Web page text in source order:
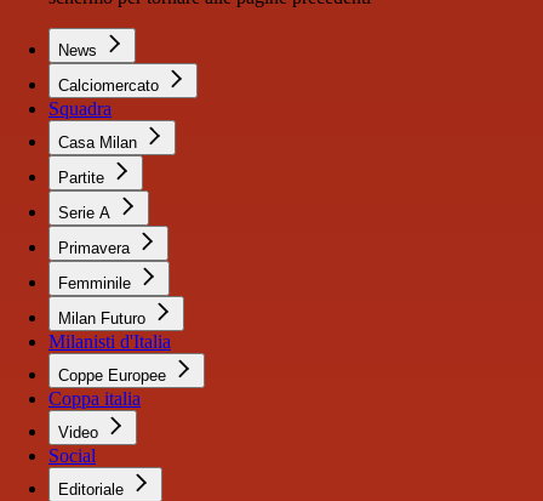
News
Calciomercato
Squadra
Casa Milan
Partite
Serie A
Primavera
Femminile
Milan Futuro
Milanisti d'Italia
Coppe Europee
Coppa italia
Video
Social
Editoriale